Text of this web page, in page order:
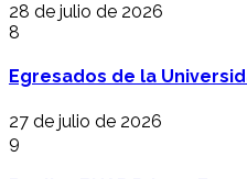
28 de julio de 2026
8
Egresados de la
27 de julio de 2026
9